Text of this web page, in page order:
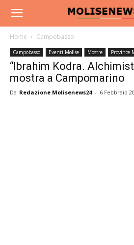
Home Campobasso
Campobasso Eventi Molise Mostre Province
“Ibrahim Kodra.
mostra a Campomarino
Da Redazione Molisenews24 - 6 Febbraio